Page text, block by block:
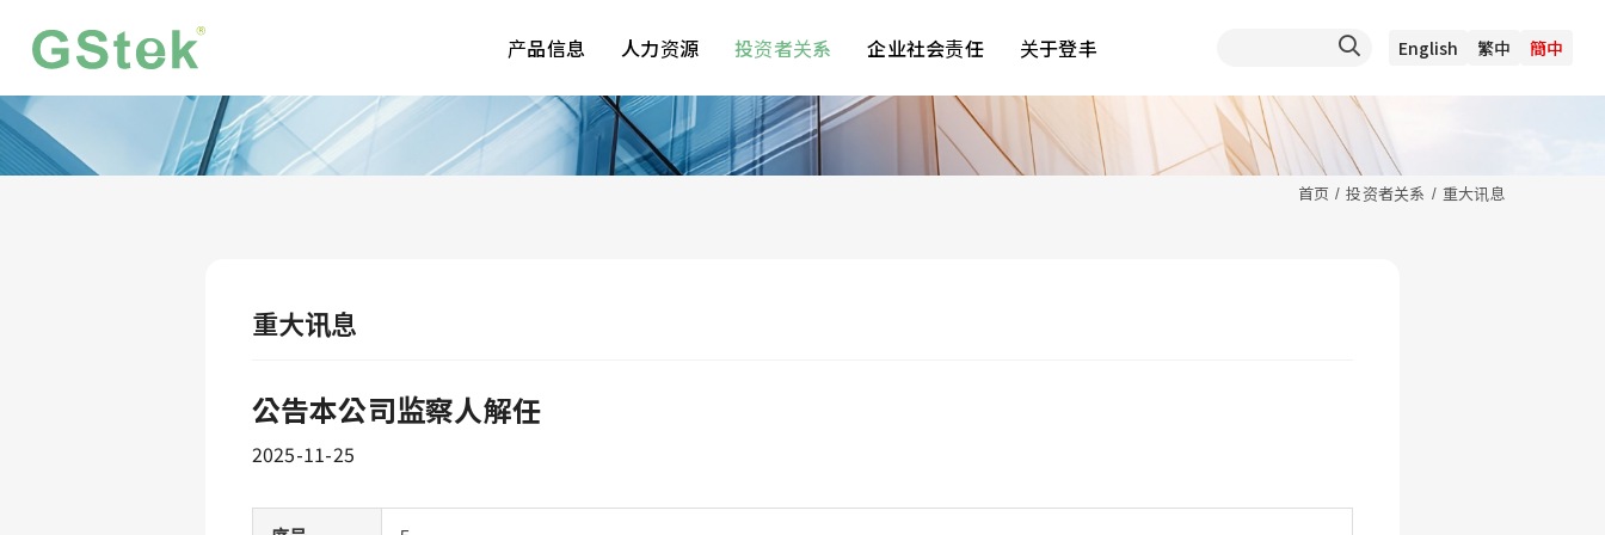
产品信息 人力资源 投资者关系 企业社会责任 关于登丰 English 繁中 簡中
首页 投资者关系 重大讯息
重大讯息
公告本公司监察人解任
2025-11-25